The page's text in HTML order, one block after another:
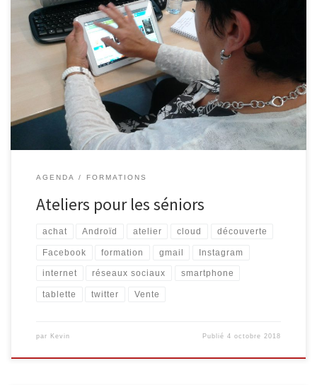
Plusieurs initiations destinées aux séniors auront lieu lors des
semaines à venir. Internet pour les séniors Découvrez Internet et
ses bases : recherche d’information, envoi de courrier
électronique … 4 séances organisées les vendredis 05/10, 12/10,
19/10 et 26/10, de 9h30 à 11h30. Facebook, Instagram, etc.
(Complet) Les réseaux sociaux […]
AGENDA FORMATIONS
Ateliers pour les séniors
achat Androïd atelier cloud découverte
Facebook formation gmail Instagram
internet réseaux sociaux smartphone
tablette twitter Vente
par Kevin Publié4 octobre 2018